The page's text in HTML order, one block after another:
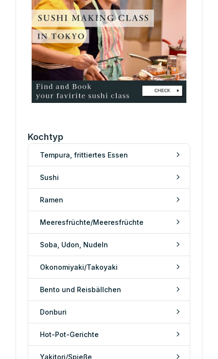
Kochtyp
Tempura, frittiertes Essen
Sushi
Ramen
Meeresfrüchte/Meeresfrüchte
Soba, Udon, Nudeln
Okonomiyaki/Takoyaki
Bento und Reisbällchen
Donburi
Hot-Pot-Gerichte
Yakitori/Spieße